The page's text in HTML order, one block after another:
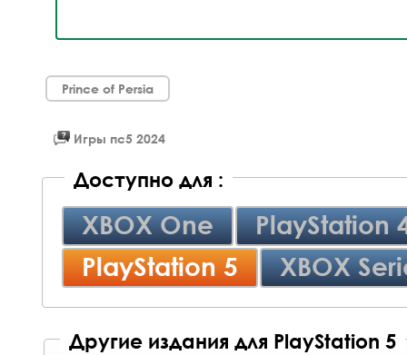
Prince of Persia
Игры пс5 2024
Доступно для :
XBOX One
PlayStation
PlayStation 5
XBOX
Другие издания для PlayStation 5